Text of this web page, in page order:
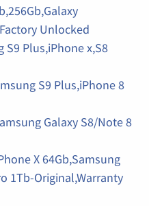
Unlocked
S9 Plus,iPhone x,S8
S9 Plus,iPhone 8
Galaxy S8/Note 8
X 64Gb,Samsung
1Tb-Original,Warranty